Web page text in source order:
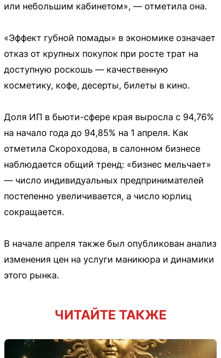
или небольшим кабинетом», — отметила она.
«Эффект губной помады» в экономике означает
отказ от крупных покупок при росте трат на
доступную роскошь — качественную
косметику, кофе, десерты, билеты в кино.
Доля ИП в бьюти-сфере края выросла с 94,76%
на начало года до 94,85% на 1 апреля. Как
отметила Скороходова, в салонном бизнесе
наблюдается общий тренд: «бизнес мельчает»
— число индивидуальных предпринимателей
постепенно увеличивается, а число юрлиц
сокращается.
В начале апреля также был опубликован анализ
изменения цен на услуги маникюра и динамики
этого рынка.
ЧИТАЙТЕ ТАКЖЕ